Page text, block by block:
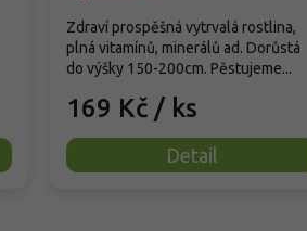
169 Kč / ks
Detail
Zdraví prospěšná vytrvalá rostlina,
plná vitamínů, minerálů ad. Dorůstá
do výšky 150-200cm. Pěstujeme...